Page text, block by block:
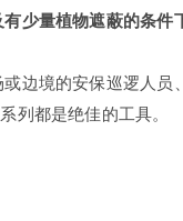
少量植物遮蔽的条件
或边境的安保巡逻人
列都是绝佳的工具。